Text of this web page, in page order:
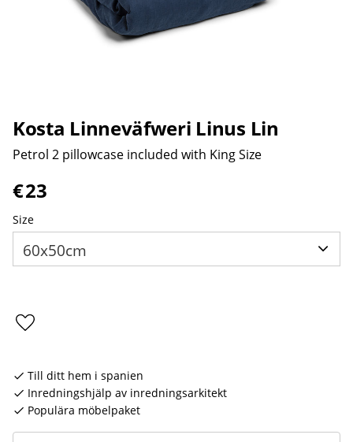
Kosta Linneväfweri Linus Lin
Petrol 2 pillowcase included with King Size
€23
Size
Add to favorites
Till ditt hem i spanien
Inredningshjälp av inredningsarkitekt
Populära möbelpaket